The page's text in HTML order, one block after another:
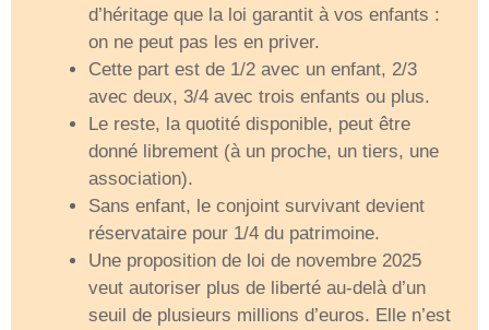
d’héritage que la loi garantit à vos enfants :
on ne peut pas les en priver.
Cette part est de 1/2 avec un enfant, 2/3
avec deux, 3/4 avec trois enfants ou plus.
Le reste, la quotité disponible, peut être
donné librement (à un proche, un tiers, une
association).
Sans enfant, le conjoint survivant devient
réservataire pour 1/4 du patrimoine.
Une proposition de loi de novembre 2025
veut autoriser plus de liberté au-delà d’un
seuil de plusieurs millions d’euros. Elle n’est